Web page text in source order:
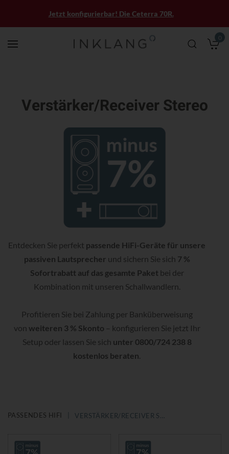
0
Jetzt konfigurierbar! Die Ceterra 70R.
Verstärker/Receiver Stereo
Entdecken Sie perfekt passende HiFi-Geräte für unsere
passiven Lautsprecher und sichern Sie sich 7 %
Sofortrabatt auf das gesamte Paket bei der
Kombination mit unseren Schallwandlern.
Profitieren Sie bei Zahlung per Banküberweisung
von weiteren 3 % Skonto – konfigurieren Sie jetzt Ihr
Setup oder lassen Sie sich unter 0800/724 238 8
kostenlos beraten.
PASSENDES HIFI VERSTÄRKER/RECEIVER STEREO